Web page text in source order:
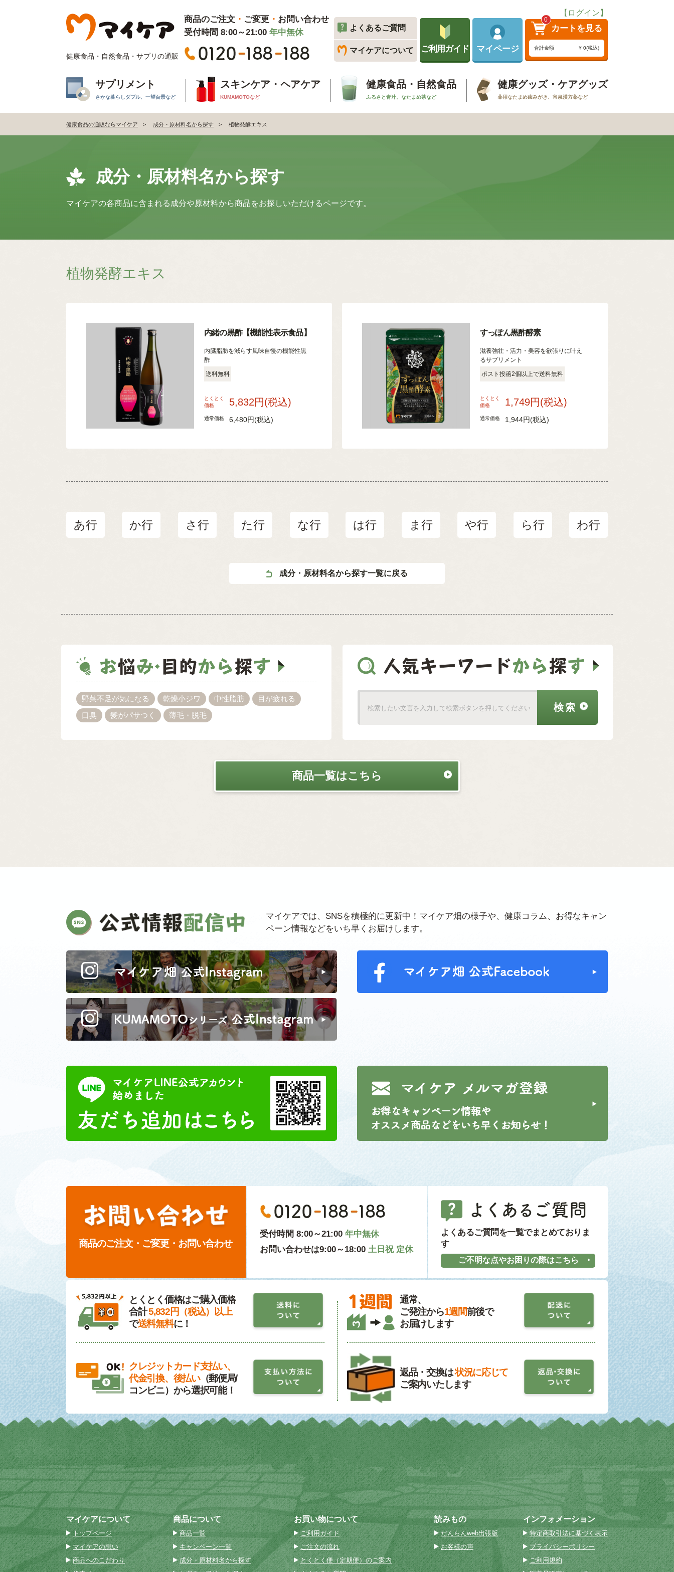
【ログイン】
健康食品・自然食品・サプリの通販
商品のご注文 ・ ご変更 ・ お問い合わせ
受付時間 8:00～21:00 年中無休 よくあるご質問
マイケアについて ご利用ガイド マイページ
0
カートを見る
合計金額 ¥ 0(税込)
サプリメント
さかな暮らしダブル、一望百景など
スキンケア・ヘアケア
KUMAMOTOなど
健康食品・自然食品
ふるさと青汁、なたまめ茶など
健康グッズ・ケアグッズ
薬用なたまめ歯みがき、宵泉漢方薬など
健康食品の通販ならマイケア 成分・原材料名から探す 植物発酵エキス
成分・原材料名から探す
マイケアの各商品に含まれる成分や原材料から商品をお探しいただけるページです。
植物発酵エキス
内緒の黒酢【機能性表示食品】
内臓脂肪を減らす風味自慢の機能性黒
酢
送料無料
とくとく
価格
5,832円(税込)
通常価格 6,480円(税込)
すっぽん黒酢酵素
滋養強壮・活力・美容を欲張りに叶え
るサプリメント
ポスト投函2個以上で送料無料
とくとく
価格
1,749円(税込)
通常価格 1,944円(税込)
あ行 か行 さ行 た行 な行 は行 ま行 や行 ら行 わ行
成分・原材料名から探す一覧に戻る
野菜不足が気になる 乾燥小ジワ 中性脂肪
目が疲れる
口臭
髪がパサつく 薄毛・脱毛
商品一覧はこちら
マイケアでは、SNSを積極的に更新中！マイケア畑の様子や、健康コラム、お得なキャン
ペーン情報などをいち早くお届けします。
商品のご注文・ご変更・お問い合わせ
受付時間 8:00～21:00 年中無休
お問い合わせは9:00～18:00 土日祝 定休
よくあるご質問を一覧でまとめておりま
す
ご不明な点やお困りの際はこちら
とくとく価格はご購入価格
合計5,832円（税込）以上
で送料無料に！
通常、
ご発注から1週間前後で
お届けします
クレジットカード支払い、
代金引換、後払い（郵便局/
コンビニ）から選択可能！
返品・交換は状況に応じて
ご案内いたします
マイケアについて
トップページ
マイケアの想い
商品へのこだわり
商品について
商品一覧
キャンペーン一覧
成分・原材料名から探す
お買い物について
ご利用ガイド
ご注文の流れ
とくとく便（定期便）のご案内
読みもの
だんらんweb出張版
お客様の声
インフォメーション
特定商取引法に基づく表示
プライバシーポリシー
ご利用規約